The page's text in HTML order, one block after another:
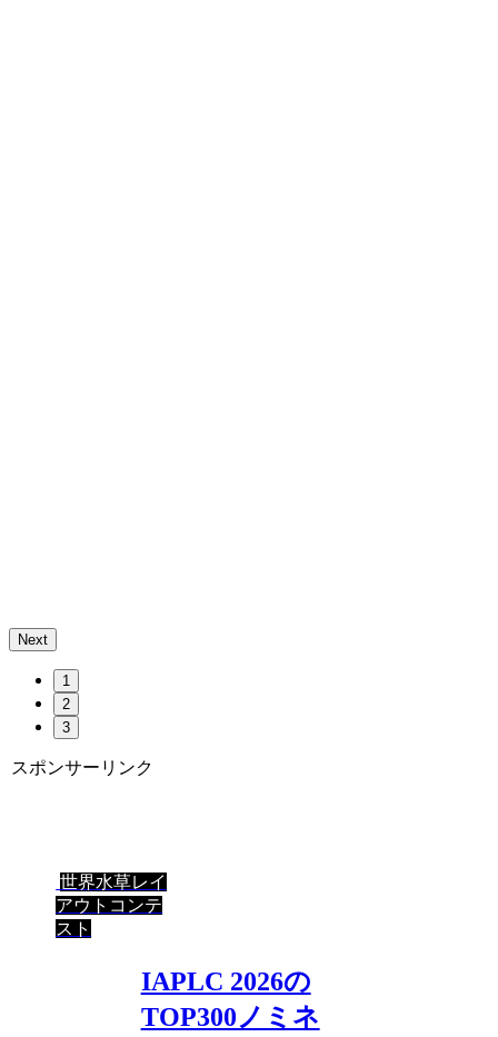
Next
1
2
3
スポンサーリンク
世界水草レイ
アウトコンテ
スト
IAPLC 2026の
TOP300ノミネ